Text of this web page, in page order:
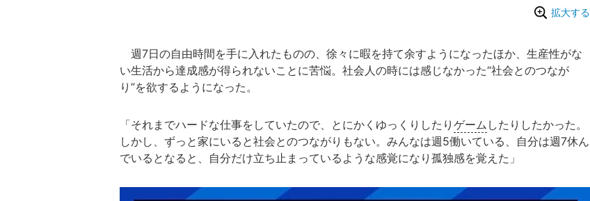
拡大する
週7日の自由時間を手に入れたものの、徐々に暇を持て余すようになったほか、生産性がな
い生活から達成感が得られないことに苦悩。社会人の時には感じなかった“社会とのつなが
り”を欲するようになった。
「それまでハードな仕事をしていたので、とにかくゆっくりしたり ゲーム したりしたかった。
しかし、ずっと家にいると社会とのつながりもない。みんなは週5働いている、自分は週7休ん
でいるとなると、自分だけ立ち止まっているような感覚になり孤独感を覚えた」